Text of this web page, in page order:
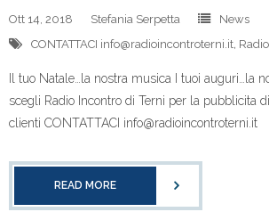
Ott 14, 2018 Stefania Serpetta
News
CONTATTACI info@radioincontroterni.it
Il tuo Natale…la nostra musica I tuoi auguri…la
scegli Radio Incontro di Terni per la pubblicita
clienti CONTATTACI info@radioincontroterni.it
READ MORE